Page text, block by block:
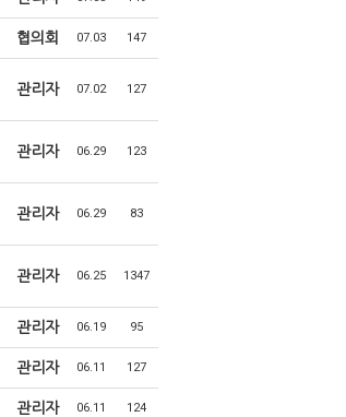
협의회 07.03 147
관리자 07.02 127
관리자 06.29 123
관리자 06.29 83
관리자 06.25 1347
관리자 06.19 95
관리자 06.11 127
관리자 06.11 124